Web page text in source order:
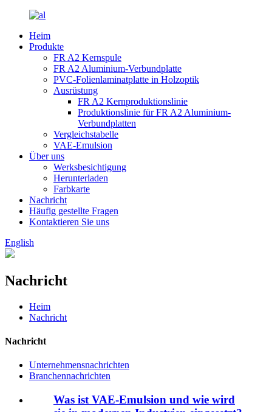
Heim
Produkte
FR A2 Kernspule
FR A2 Aluminium-Verbundplatte
PVC-Folienlaminatplatte in Holzoptik
Ausrüstung
FR A2 Kernproduktionslinie
Produktionslinie für FR A2 Aluminium-
Verbundplatten
Vergleichstabelle
VAE-Emulsion
Über uns
Werksbesichtigung
Herunterladen
Farbkarte
Nachricht
Häufig gestellte Fragen
Kontaktieren Sie uns
English
Nachricht
Heim
Nachricht
Nachricht
Unternehmensnachrichten
Branchennachrichten
Was ist VAE-Emulsion und wie wird